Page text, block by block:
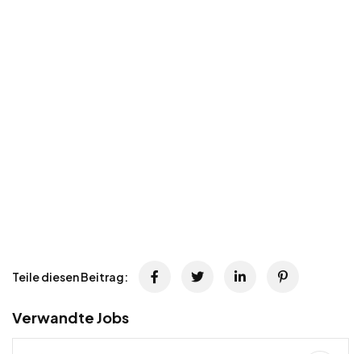
Teile diesen Beitrag:
Verwandte Jobs